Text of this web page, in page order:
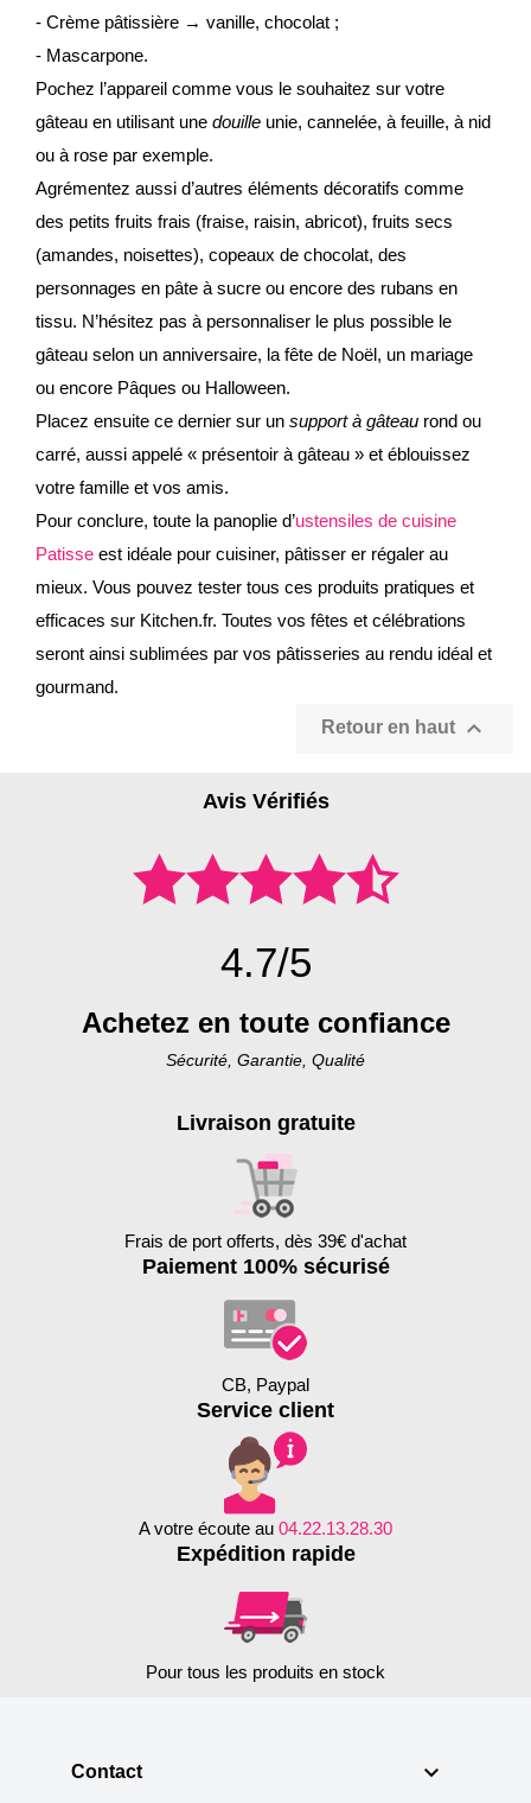
- Crème pâtissière → vanille, chocolat ;
- Mascarpone.
Pochez l’appareil comme vous le souhaitez sur votre
gâteau en utilisant une douille unie, cannelée, à feuille, à nid
ou à rose par exemple.
Agrémentez aussi d’autres éléments décoratifs comme
des petits fruits frais (fraise, raisin, abricot), fruits secs
(amandes, noisettes), copeaux de chocolat, des
personnages en pâte à sucre ou encore des rubans en
tissu. N’hésitez pas à personnaliser le plus possible le
gâteau selon un anniversaire, la fête de Noël, un mariage
ou encore Pâques ou Halloween.
Placez ensuite ce dernier sur un support à gâteau rond ou
carré, aussi appelé « présentoir à gâteau » et éblouissez
votre famille et vos amis.
Pour conclure, toute la panoplie d’ustensiles de cuisine
Patisse est idéale pour cuisiner, pâtisser er régaler au
mieux. Vous pouvez tester tous ces produits pratiques et
efficaces sur Kitchen.fr. Toutes vos fêtes et célébrations
seront ainsi sublimées par vos pâtisseries au rendu idéal et
gourmand.
Retour en haut 
Avis Vérifiés
4.7/5
Achetez en toute confiance
Sécurité, Garantie, Qualité
Livraison gratuite
Frais de port offerts, dès 39€ d'achat
Paiement 100% sécurisé
CB, Paypal
Service client
A votre écoute au 04.22.13.28.30
Expédition rapide
Pour tous les produits en stock
Contact 